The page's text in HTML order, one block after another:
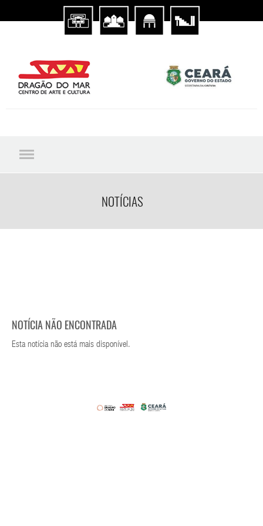
NOTÍCIAS
NOTÍCIA NÃO ENCONTRADA
Esta notícia não está mais disponível.